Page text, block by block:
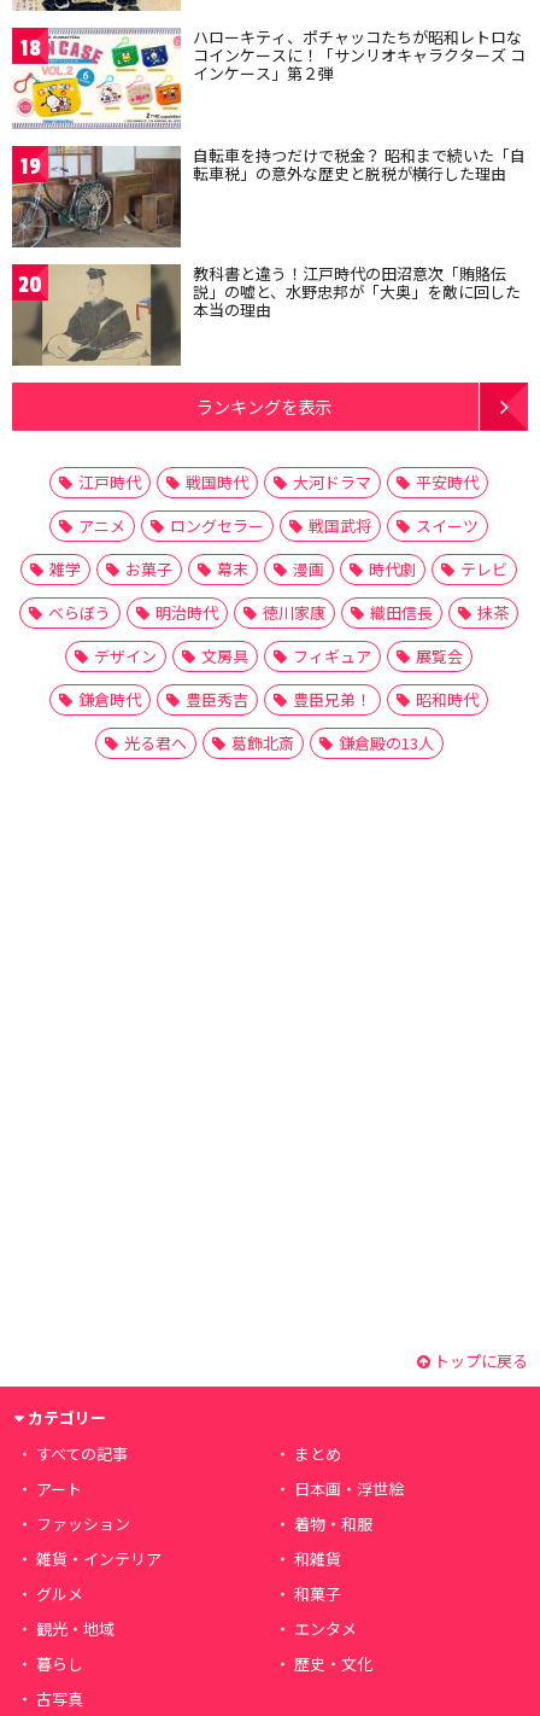
18 ハローキティ、ポチャッコたちが昭和レトロな
コインケースに！「サンリオキャラクターズ コ
インケース」第２弾
19 自転車を持つだけで税金？ 昭和まで続いた「自
転車税」の意外な歴史と脱税が横行した理由
20 教科書と違う！江戸時代の田沼意次「賄賂伝
説」の嘘と、水野忠邦が「大奥」を敵に回した
本当の理由
ランキングを表示
江戸時代 戦国時代 大河ドラマ
平安時代
アニメ
ロングセラー 戦国武将
スイーツ
雑学
お菓子 幕末 漫画 時代劇
テレビ
べらぼう
明治時代 徳川家康 織田信長
抹茶
デザイン
文房具 フィギュア
展覧会
鎌倉時代
豊臣秀吉 豊臣兄弟！
昭和時代
光る君へ
葛飾北斎 鎌倉殿の13人
トップに戻る
カテゴリー
すべての記事
まとめ
アート
日本画・浮世絵
ファッション
着物・和服
雑貨・インテリア
和雑貨
グルメ
和菓子
観光・地域
エンタメ
暮らし
歴史・文化
古写真